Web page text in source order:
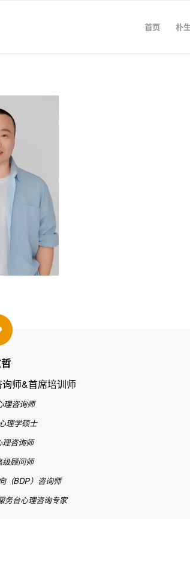
首页 朴
师&首席培训师
理咨询师
理学硕士
理咨询师
级顾问师
（BDP）咨询师
务台心理咨询专家